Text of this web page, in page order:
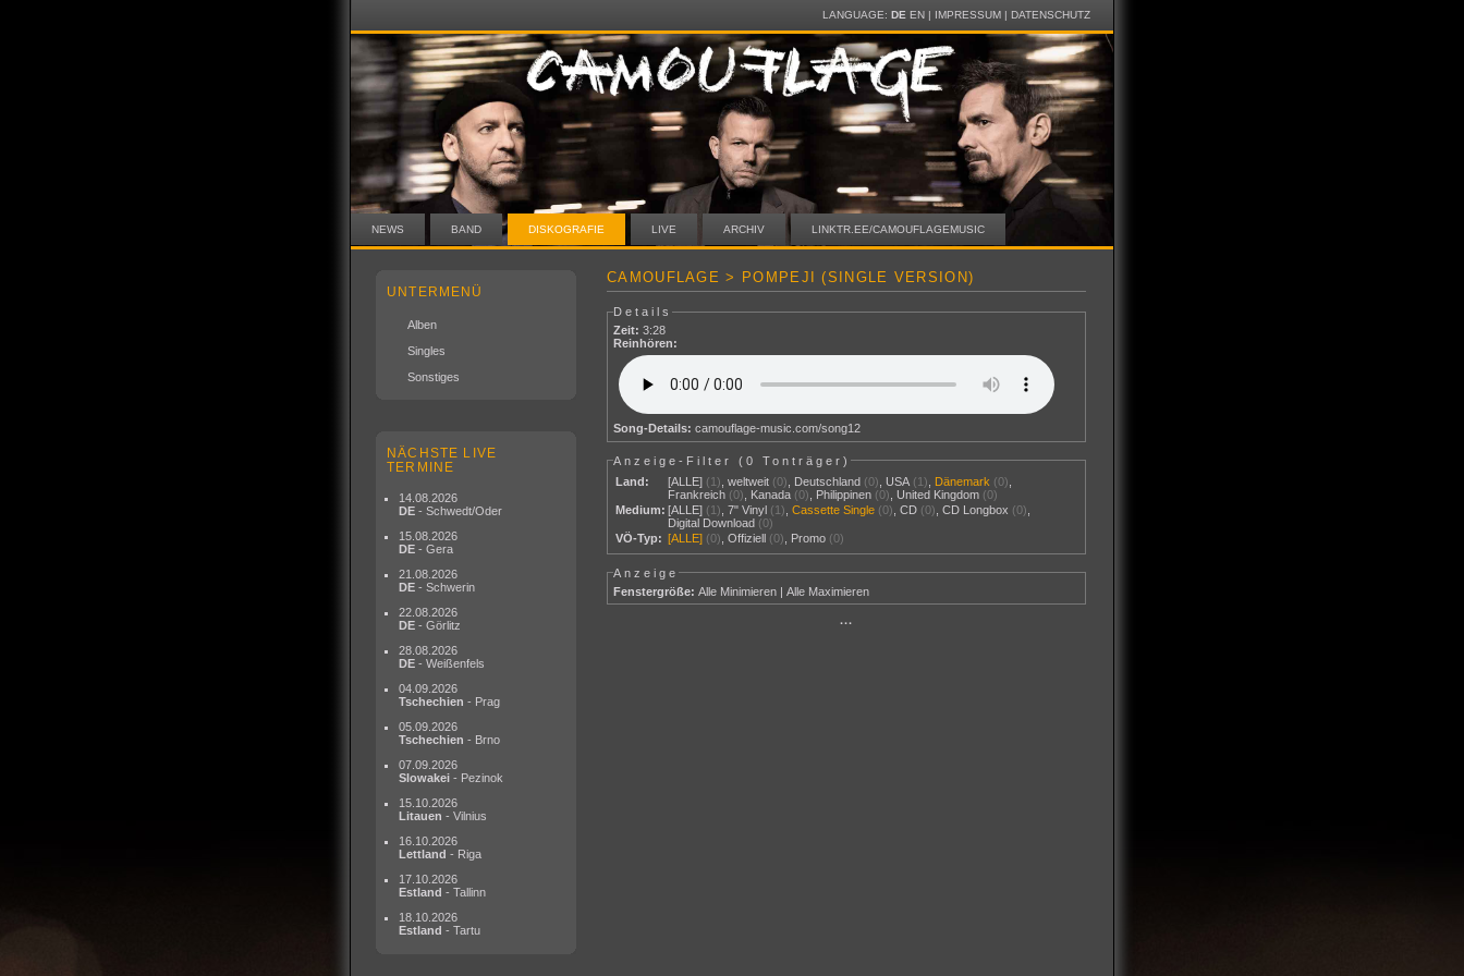
LANGUAGE: DE EN| IMPRESSUM| DATENSCHUTZ
NEWS BAND DISKOGRAFIE LIVE ARCHIV LINKTR.EE/CAMOUFLAGEMUSIC
UNTERMENÜ
Alben
Singles
Sonstiges
NÄCHSTE LIVE
TERMINE
14.08.2026
DE - Schwedt/Oder
15.08.2026
DE - Gera
21.08.2026
DE - Schwerin
22.08.2026
DE - Görlitz
28.08.2026
DE - Weißenfels
04.09.2026
Tschechien - Prag
05.09.2026
Tschechien - Brno
07.09.2026
Slowakei - Pezinok
15.10.2026
Litauen - Vilnius
16.10.2026
Lettland - Riga
17.10.2026
Estland - Tallinn
18.10.2026
Estland - Tartu
CAMOUFLAGE > POMPEJI (SINGLE VERSION)
Details
Zeit: 3:28
Reinhören:
Song-Details: camouflage-music.com/song12
Anzeige-Filter (0 Tonträger)
Land:
[ALLE] (1) ,weltweit (0) Deutschland (0) USA (1) Dänemark (0)
Frankreich (0) Kanada (0) Philippinen (0) United Kingdom (0)
Medium: [ALLE] (1) ,7" Vinyl (1) ,Cassette Single (0) ,CD (0) ,CD Longbox (0)
Digital Download (0)
VÖ-Typ: [ALLE] (0) ,Offiziell (0) Promo (0)
Anzeige
Fenstergröße: Alle Minimieren |Alle Maximieren
···